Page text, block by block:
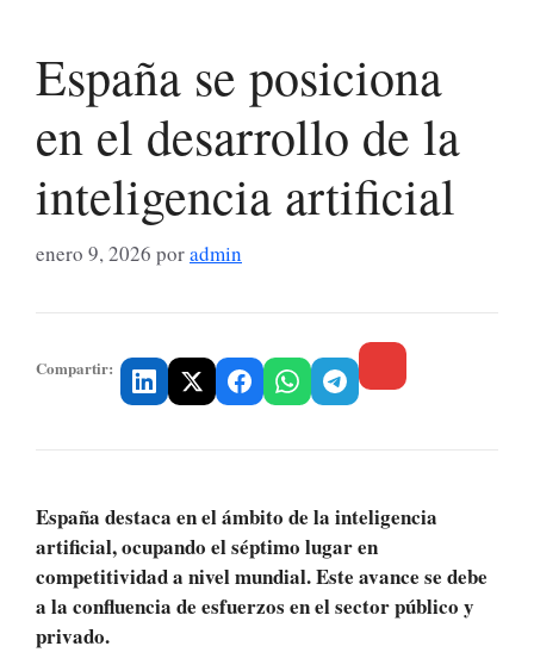
España se posiciona
en el desarrollo de la
inteligencia artificial
enero 9, 2026 poradmin
Compartir:
España destaca en el ámbito de la inteligencia
artificial, ocupando el séptimo lugar en
competitividad a nivel mundial. Este avance se debe
a la confluencia de esfuerzos en el sector público y
privado.